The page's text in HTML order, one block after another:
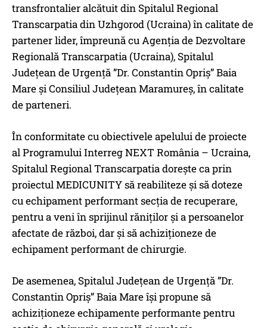
transfrontalier alcătuit din Spitalul Regional
Transcarpatia din Uzhgorod (Ucraina) în calitate de
partener lider, împreună cu Agenția de Dezvoltare
Regională Transcarpatia (Ucraina), Spitalul
Județean de Urgență ”Dr. Constantin Opriș” Baia
Mare și Consiliul Județean Maramureș, în calitate
de parteneri.
În conformitate cu obiectivele apelului de proiecte
al Programului Interreg NEXT România – Ucraina,
Spitalul Regional Transcarpatia dorește ca prin
proiectul MEDICUNITY să reabiliteze și să doteze
cu echipament performant secția de recuperare,
pentru a veni în sprijinul răniților și a persoanelor
afectate de război, dar și să achiziționeze de
echipament performant de chirurgie.
De asemenea, Spitalul Județean de Urgență ”Dr.
Constantin Opriș” Baia Mare își propune să
achiziționeze echipamente performante pentru